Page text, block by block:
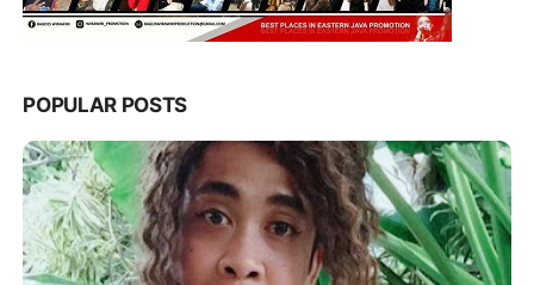
POPULAR POSTS